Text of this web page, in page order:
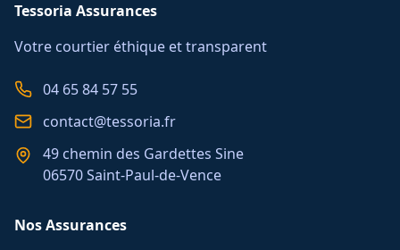
Tessoria Assurances
Votre courtier éthique et transparent
04 65 84 57 55
contact@tessoria.fr
49 chemin des Gardettes Sine
06570 Saint-Paul-de-Vence
Nos Assurances